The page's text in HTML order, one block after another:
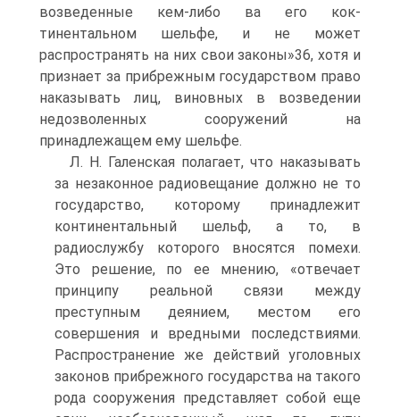
возведенные кем-либо ва его кок-
тинентальном шельфе, и не может
распространять на них свои законы»36, хотя и
признает за прибрежным государством право
наказывать лиц, виновных в возведении
недозволенных сооружений на
принадлежащем ему шельфе.
Л. Н. Галенская полагает, что наказывать
за незаконное радиовещание должно не то
государство, которому принадлежит
континентальный шельф, а то, в
радиослужбу которого вносятся помехи.
Это решение, по ее мнению, «отвечает
принципу реальной связи между
преступным деянием, местом его
совершения и вредными последствиями.
Распространение же действий уголовных
законов прибрежного государства на такого
рода сооружения представляет собой еще